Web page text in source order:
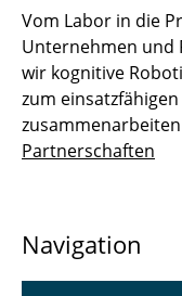
Vom Labor in die
Unternehmen und
wir kognitive
zum
Partnerschaften
Navigation